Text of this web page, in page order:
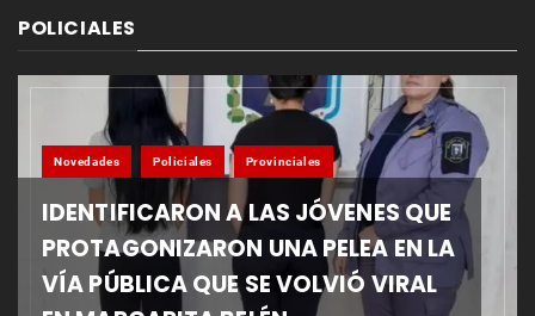
POLICIALES
Novedades Policiales Provinciales
IDENTIFICARON A LAS JÓVENES QUE
PROTAGONIZARON UNA PELEA EN LA
VÍA PÚBLICA QUE SE VOLVIÓ VIRAL